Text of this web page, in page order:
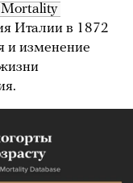
Италии в 1872
и изменение